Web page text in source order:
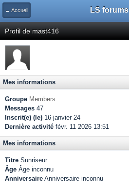
← Accueil LS forums
Profil de mast416
Mes informations
Groupe Members
Messages 47
Inscrit(e) (le) 16-janvier 24
Dernière activité févr. 11 2026 13:51
Mes informations
Titre Sunriseur
Âge Âge inconnu
Anniversaire Anniversaire inconnu